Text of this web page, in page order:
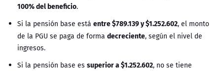
100% del beneficio.
Si la pensión base está entre $789.139 y $1.252.602, el monto
de la PGU se paga de forma decreciente, según el nivel de
ingresos.
Si la pensión base es superior a $1.252.602, no se tiene